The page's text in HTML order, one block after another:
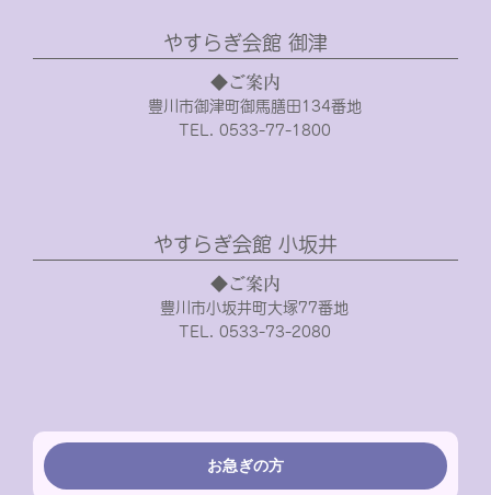
やすらぎ会館 御津
◆ご案内
豊川市御津町御馬膳田134番地
TEL. 0533-77-1800
やすらぎ会館 小坂井
◆ご案内
豊川市小坂井町大塚77番地
TEL. 0533-73-2080
お急ぎの方